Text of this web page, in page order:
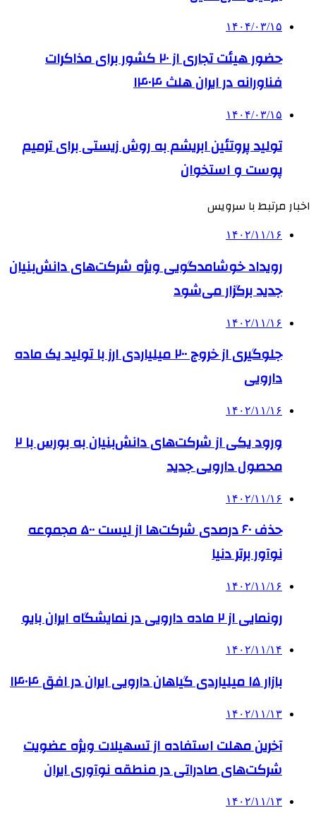
۱۴۰۴/۰۳/۱۵
حضور هیئت تجاری از ۲۰ کشور برای مذاکرات
فناورانه در ایران هلث ۱۴۰۴
۱۴۰۴/۰۳/۱۵
تولید پروتئین‌ ابریشم به روش زیستی برای ترمیم
پوست و استخوان
اخبار مرتبط با سرویس
۱۴۰۲/۱۱/۱۶
رویداد خوشامدگویی ویژه شرکت‌های دانش‌بنیان
جدید برگزار می‌شود
۱۴۰۲/۱۱/۱۶
جلوگیری از خروج ۲۰۰ میلیاردی ارز با تولید یک ماده
دارویی
۱۴۰۲/۱۱/۱۶
ورود یکی از شرکت‌های دانش‌بنیان به بورس با ۲
محصول دارویی جدید
۱۴۰۲/۱۱/۱۶
حذف ۶۰ درصدی شرکت‌ها از لیست ۵۰۰ مجموعه
نوآور برتر دنیا
۱۴۰۲/۱۱/۱۶
رونمایی از ۲ ماده دارویی در نمایشگاه ایران بایو
۱۴۰۲/۱۱/۱۴
بازار ۱۵ میلیاردی گیاهان دارویی ایران در افق ۱۴۰۴
۱۴۰۲/۱۱/۱۳
آخرین مهلت استفاده از تسهیلات ویژه عضویت
شرکت‌های صادراتی در منطقه نوآوری ایران
۱۴۰۲/۱۱/۱۳